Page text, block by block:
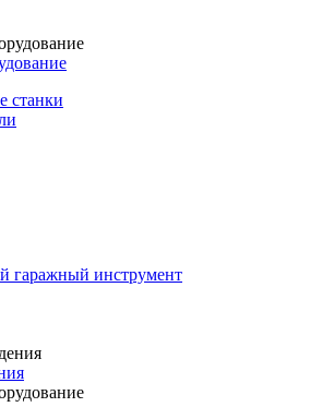
станки
гаражный инструмент